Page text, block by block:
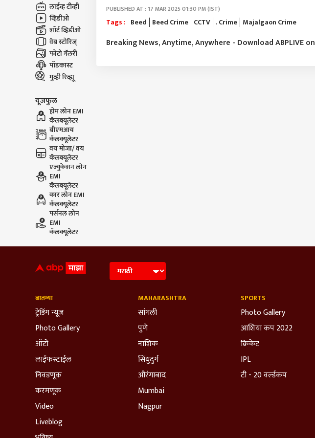
लाईव्ह टीव्ही
व्हिडीओ
शॉर्ट व्हिडीओ
वेब स्टोरिज्
फोटो गॅलरी
पॉडकास्ट
मुव्ही रिव्ह्यू
यूजफुल
होम लोन EMI
कॅलक्यूलेटर
बीएमआय
कॅलक्यूलेटर
वय मोजा/ वय
कॅलक्यूलेटर
एज्युकेशन लोन
EMI
कॅलक्यूलेटर
कार लोन EMI
कॅलक्यूलेटर
पर्सनल लोन
EMI
कॅलक्यूलेटर
PUBLISHED AT : 17 MAR 2025 01:30 PM (IST)
Tags : Beed Beed Crime CCTV . Crime Majalgaon Crime
Breaking News, Anytime, Anywhere - Download ABPLIVE on
बातम्या
ट्रेडिंग न्यूज
Photo Gallery
ऑटो
लाईफस्टाईल
निवडणूक
करमणूक
Video
Liveblog
MAHARASHTRA
सांगली
पुणे
नाशिक
सिंधुदुर्ग
औरंगाबाद
Mumbai
Nagpur
SPORTS
Photo Gallery
आशिया कप 2022
क्रिकेट
IPL
टी - 20 वर्ल्डकप